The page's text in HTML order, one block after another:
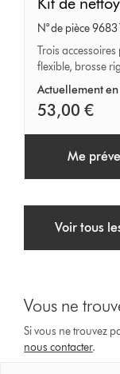
de
nettoyage
complet
N° de pièce
Trois
flexible, brosse
Actuellement
53,00 €
Me
Voir tous
Vous ne
Si vous ne trouvez
nous contacter.